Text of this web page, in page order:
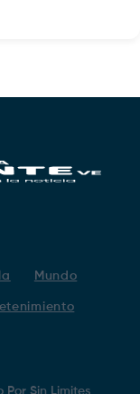
Mundo
Por Sin Limites